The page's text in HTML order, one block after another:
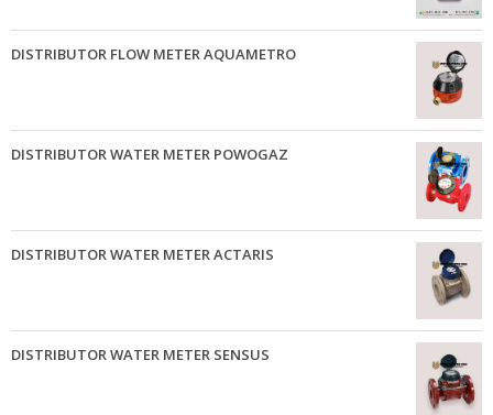
DISTRIBUTOR FLOW METER AQUAMETRO
DISTRIBUTOR WATER METER POWOGAZ
DISTRIBUTOR WATER METER ACTARIS
DISTRIBUTOR WATER METER SENSUS